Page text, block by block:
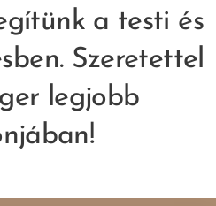
a testi és
Szeretettel
legjobb